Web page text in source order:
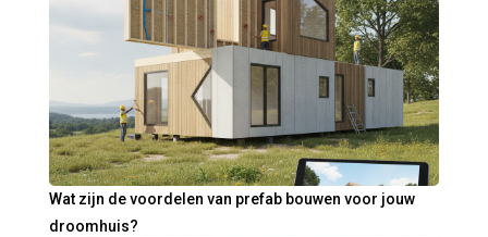
Wat zijn de voordelen van prefab bouwen voor jouw
droomhuis?